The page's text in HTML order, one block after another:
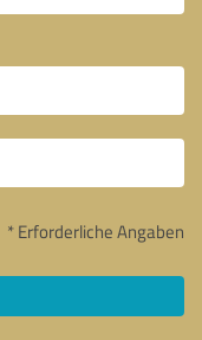
* Erforderliche Angaben